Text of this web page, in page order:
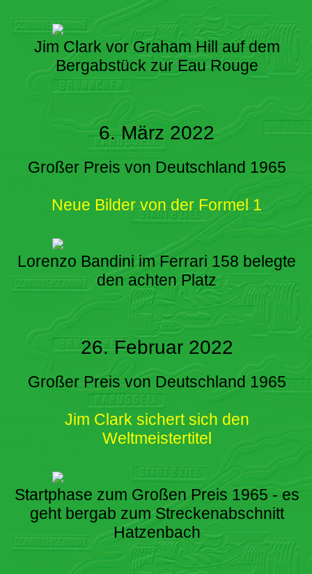
Jim Clark vor Graham Hill auf dem
Bergabstück zur Eau Rouge
6. März 2022
Großer Preis von Deutschland 1965
Neue Bilder von der Formel 1
Lorenzo Bandini im Ferrari 158 belegte
den achten Platz
26. Februar 2022
Großer Preis von Deutschland 1965
Jim Clark sichert sich den
Weltmeistertitel
Startphase zum Großen Preis 1965 - es
geht bergab zum Streckenabschnitt
Hatzenbach